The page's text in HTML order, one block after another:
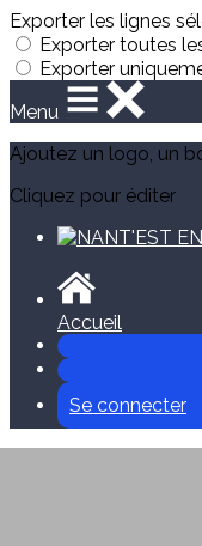
Exporter les lignes
Exporter toutes
Exporter
Menu
Ajoutez un logo, un
Cliquez pour éditer
Accueil
Se connecter